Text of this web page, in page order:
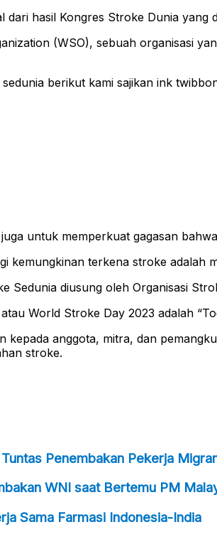
hasil Kongres Stroke Dunia yang
(WSO), sebuah organisasi
berikut kami sajikan ink
untuk memperkuat gagasan
kemungkinan terkena stroke adalah
Sedunia diusung oleh Organisasi
World Stroke Day 2023 adalah
kepada anggota, mitra, dan
stroke.
Penembakan Pekerja
WNI saat Bertemu PM
Sama Farmasi Indonesia-India